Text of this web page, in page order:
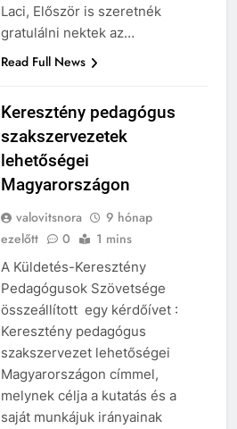
Laci, Először is szeretnék
gratulálni nektek az…
Read Full News
Keresztény pedagógus
szakszervezetek
lehetőségei
Magyarországon
valovitsnora
9 hónap
ezelőtt
0 1 mins
A Küldetés-Keresztény
Pedagógusok Szövetsége
összeállított egy kérdőívet :
Keresztény pedagógus
szakszervezet lehetőségei
Magyarországon címmel,
melynek célja a kutatás és a
saját munkájuk irányainak